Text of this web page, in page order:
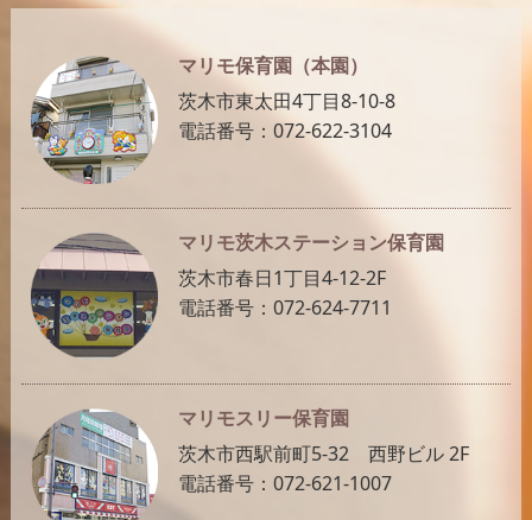
マリモ保育園（本園）
茨木市東太田4丁目8-10-8
電話番号：072-622-3104
マリモ茨木ステーション保育園
茨木市春日1丁目4-12-2F
電話番号：072-624-7711
マリモスリー保育園
茨木市西駅前町5-32 西野ビル 2F
電話番号：072-621-1007